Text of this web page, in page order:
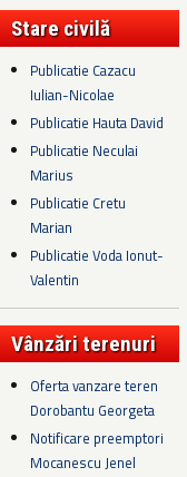
Stare civilă
Publicatie Cazacu
Iulian-Nicolae
Publicatie Hauta David
Publicatie Neculai
Marius
Publicatie Cretu
Marian
Publicatie Voda Ionut-
Valentin
Vânzări terenuri
Oferta vanzare teren
Dorobantu Georgeta
Notificare preemptori
Mocanescu Jenel